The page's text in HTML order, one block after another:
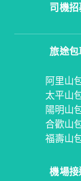
司機
旅途包
阿里山
太平山
陽明山
合歡山
福壽山
機場